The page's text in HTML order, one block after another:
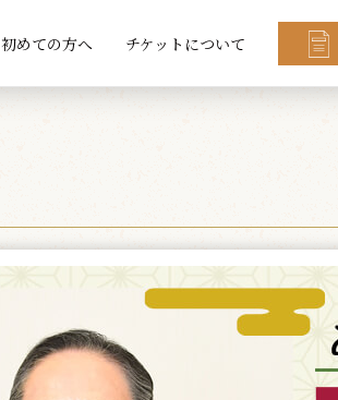
初めての方へ チケットについて